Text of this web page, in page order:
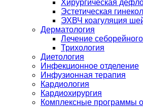
Хирургическая
Эстетическая
ЭХВЧ коагуляция
Дерматология
Лечение
Трихология
Диетология
Инфекционное отделение
Инфузионная терапия
Кардиология
Кардиохирургия
Комплексные программы